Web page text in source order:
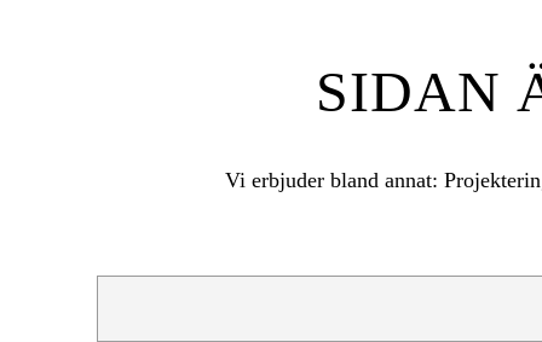
SIDAN
Vi erbjuder bland annat: